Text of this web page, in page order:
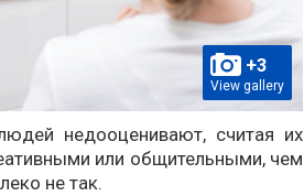
+3
View gallery
недооценивают, считая их
или общительными, чем
не так.